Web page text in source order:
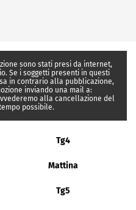
sono stati presi da internet,
Se i soggetti presenti in questi
in contrario alla pubblicazione,
inviando una mail a:
alla cancellazione del
possibile.
Tg4
Mattina
Tg5